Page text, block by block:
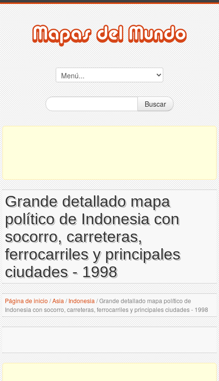
Buscar
Grande detallado mapa
político de Indonesia con
socorro, carreteras,
ferrocarriles y principales
ciudades - 1998
Página de inicio /Asia / Indonesia /Grande detallado mapa político de
Indonesia con socorro, carreteras, ferrocarriles y principales ciudades - 1998